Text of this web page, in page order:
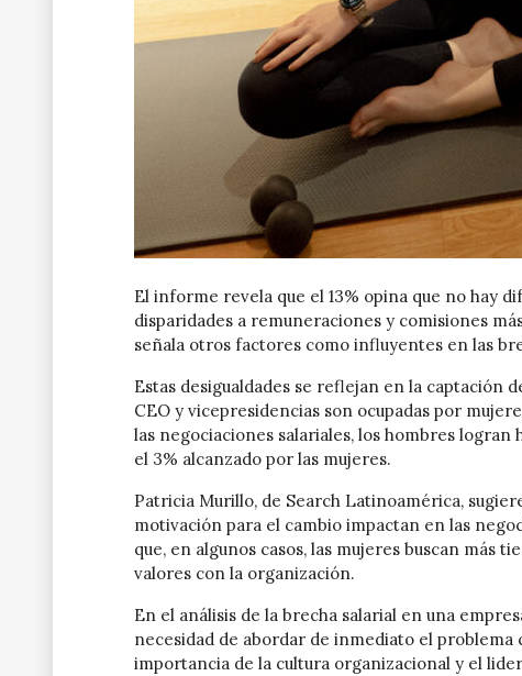
El informe revela que el 13% opina que no hay
disparidades a remuneraciones y comisiones
señala otros factores como influyentes en las
Estas desigualdades se reflejan en la captación
CEO y vicepresidencias son ocupadas por
las negociaciones salariales, los hombres
el 3% alcanzado por las mujeres.
Patricia Murillo, de Search Latinoamérica,
motivación para el cambio impactan en las
que, en algunos casos, las mujeres buscan más
valores con la organización.
En el análisis de la brecha salarial en una
necesidad de abordar de inmediato el
importancia de la cultura organizacional y el